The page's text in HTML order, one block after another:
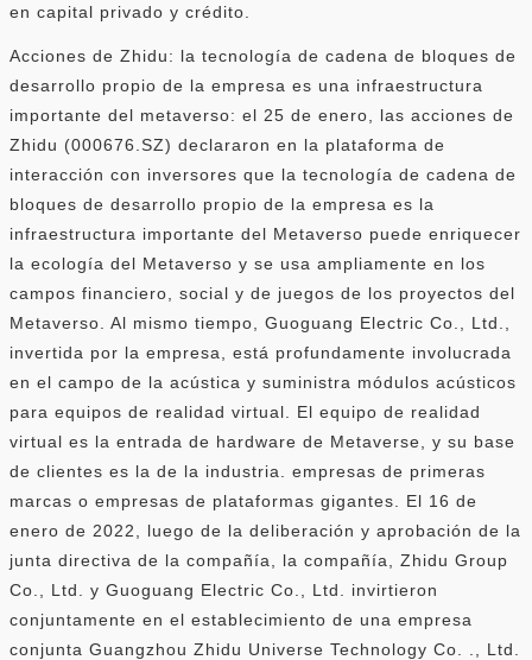
en capital privado y crédito.
Acciones de Zhidu: la tecnología de cadena de bloques de
desarrollo propio de la empresa es una infraestructura
importante del metaverso: el 25 de enero, las acciones de
Zhidu (000676.SZ) declararon en la plataforma de
interacción con inversores que la tecnología de cadena de
bloques de desarrollo propio de la empresa es la
infraestructura importante del Metaverso puede enriquecer
la ecología del Metaverso y se usa ampliamente en los
campos financiero, social y de juegos de los proyectos del
Metaverso. Al mismo tiempo, Guoguang Electric Co., Ltd.,
invertida por la empresa, está profundamente involucrada
en el campo de la acústica y suministra módulos acústicos
para equipos de realidad virtual. El equipo de realidad
virtual es la entrada de hardware de Metaverse, y su base
de clientes es la de la industria. empresas de primeras
marcas o empresas de plataformas gigantes. El 16 de
enero de 2022, luego de la deliberación y aprobación de la
junta directiva de la compañía, la compañía, Zhidu Group
Co., Ltd. y Guoguang Electric Co., Ltd. invirtieron
conjuntamente en el establecimiento de una empresa
conjunta Guangzhou Zhidu Universe Technology Co. ., Ltd.